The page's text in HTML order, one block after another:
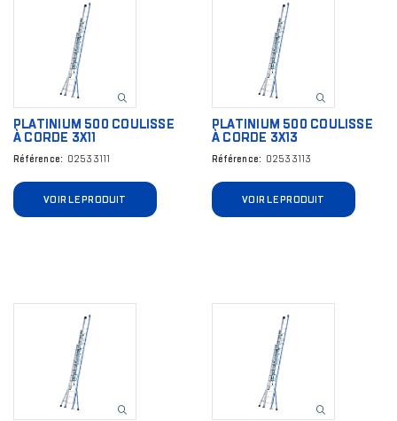
PLATINIUM 500 COULISSE
À CORDE 3X11
Référence 02533111
VOIR LE PRODUIT
PLATINIUM 500 COULISSE
À CORDE 3X13
Référence 02533113
VOIR LE PRODUIT